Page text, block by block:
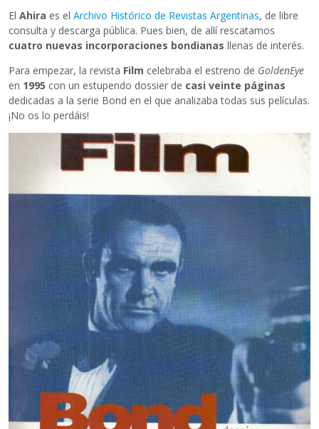
El Ahira es el Archivo Histórico de Revistas Argentinas, de libre
consulta y descarga pública. Pues bien, de allí rescatamos
cuatro nuevas incorporaciones bondianas llenas de interés.
Para empezar, la revista Film celebraba el estreno de GoldenEye
en 1995 con un estupendo dossier de casi veinte páginas
dedicadas a la serie Bond en el que analizaba todas sus películas.
¡No os lo perdáis!